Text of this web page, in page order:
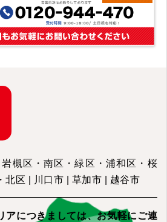
槻区・南区・緑区・浦和区・桜
北区 | 川口市 | 草加市 | 越谷市
アにつきましては、お気軽にご連